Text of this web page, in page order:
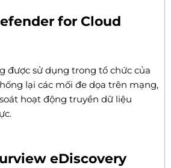
for Cloud
được sử dụng trong tổ chức của
lại các mối đe dọa trên mạng,
hoạt động truyền dữ liệu
eDiscovery